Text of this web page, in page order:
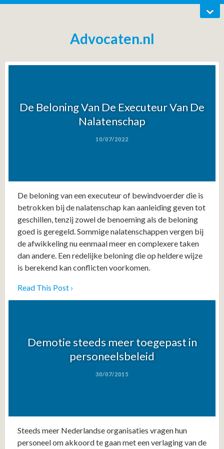
Advocaten.nl
De Beloning Van De Executeur Van De
Nalatenschap
10/07/2022
De beloning van een executeur of bewindvoerder die is
betrokken bij de nalatenschap kan aanleiding geven tot
geschillen, tenzij zowel de benoeming als de beloning
goed is geregeld. Sommige nalatenschappen vergen bij
de afwikkeling nu eenmaal meer en complexere taken
dan andere. Een redelijke beloning die op heldere wijze
is berekend kan conflicten voorkomen.
Read This Post ›
Demotie steeds meer toegepast in
personeelsbeleid
30/07/2015
Steeds meer Nederlandse organisaties vragen hun
personeel om akkoord te gaan met een verlaging van de